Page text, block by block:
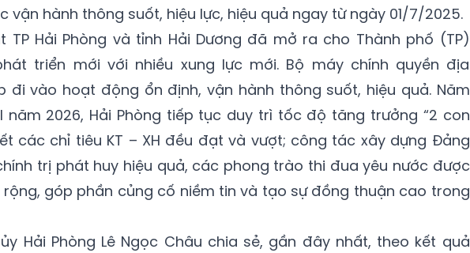
vận hành thông suốt, hiệu lực, hiệu quả ngay từ ngày 01/7/2025.
TP Hải Phòng và tỉnh Hải Dương đã mở ra cho Thành phố (TP)
triển mới với nhiều xung lực mới. Bộ máy chính quyền địa
đi vào hoạt động ổn định, vận hành thông suốt, hiệu quả. Năm
năm 2026, Hải Phòng tiếp tục duy trì tốc độ tăng trưởng “2 con
các chỉ tiêu KT – XH đều đạt và vượt; công tác xây dựng Đảng
trị phát huy hiệu quả, các phong trào thi đua yêu nước được
rộng, góp phần củng cố niềm tin và tạo sự đồng thuận cao trong
Hải Phòng Lê Ngọc Châu chia sẻ, gần đây nhất, theo kết quả